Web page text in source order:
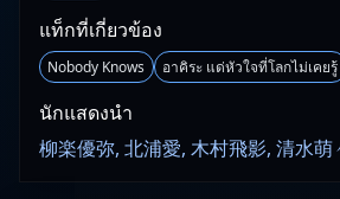
แท็กที่เกี่ยวข้อง
Nobody Knows อาคิระ แด่หัวใจที่โลกไม่เคยรู้
นักแสดงนำ
柳楽優弥, 北浦愛, 木村飛影, 清水萌